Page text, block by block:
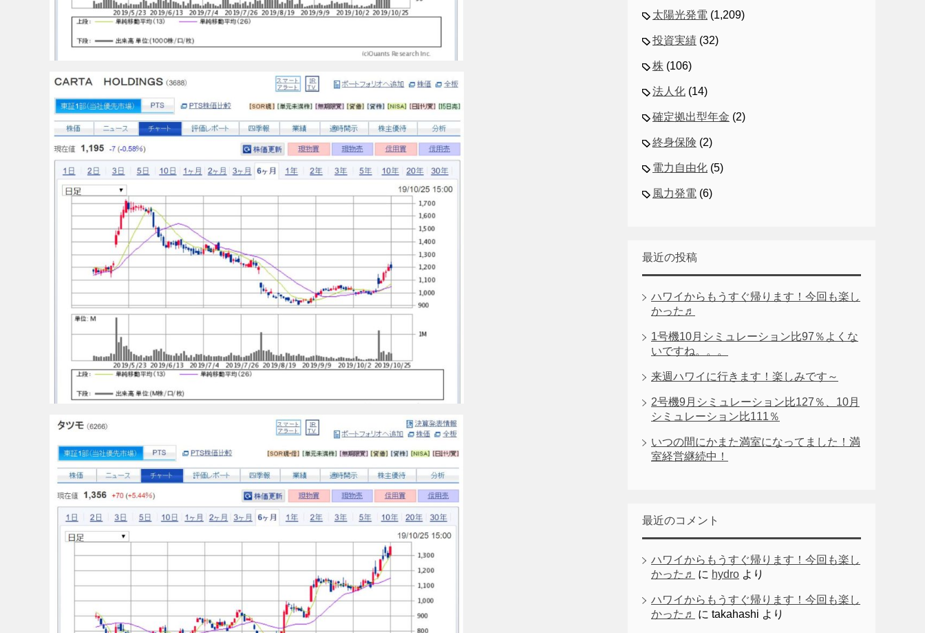
太陽光発電 (1,209)
投資実績 (32)
株 (106)
法人化 (14)
確定拠出型年金 (2)
終身保険 (2)
電力自由化 (5)
風力発電 (6)
最近の投稿
ハワイからもうすぐ帰ります！今回も楽し
かった♬
1号機10月シミュレーション比97％よくな
いですね。。。
来週ハワイに行きます！楽しみです～
2号機9月シミュレーション比127％、10月
シミュレーション比111％
いつの間にかまた満室になってました！満
室経営継続中！
最近のコメント
ハワイからもうすぐ帰ります！今回も楽し
かった♬
に hydro より
ハワイからもうすぐ帰ります！今回も楽し
かった♬
に takahashi より